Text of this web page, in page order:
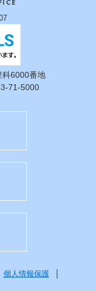
6000番地
71-5000
個人情報保護